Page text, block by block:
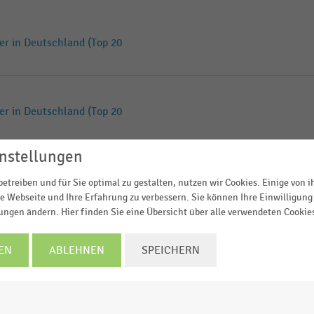
in Deutschland (Top 20
in Deutschland (Top 20
in Deutschland (Top 25
in Deutschland (Top 25
und für Sie optimal zu gestalten, nutzen wir Cookies. Einige von
Webseite und Ihre Erfahrung zu verbessern. Sie können Ihre
ändern. Hier finden Sie eine Übersicht über alle verwendeten
ABLEHNEN SPEICHERN